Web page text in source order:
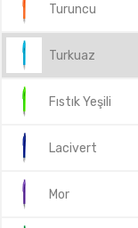
Turuncu
Turkuaz
Fıstık Yeşili
Lacivert
Mor